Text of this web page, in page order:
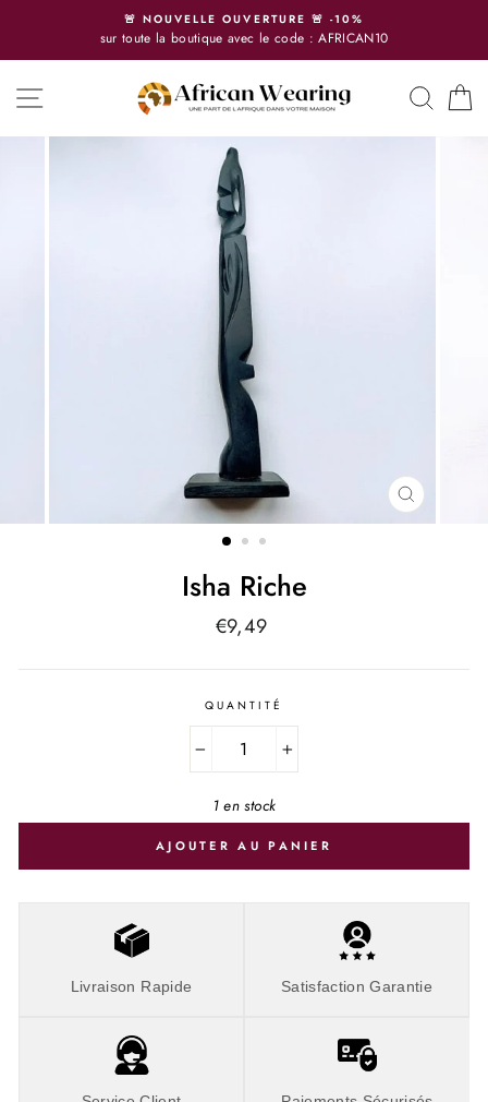
contenu
🚨 NOUVELLE OUVERTURE 🚨 -10%
sur toute la boutique avec le code : AFRICAN10
NAVIGATION
FERMER
(ESC)
Isha Riche
Prix
€9,49
QUANTITÉ
+
1 en stock
AJOUTER AU PANIER
Livraison Rapide Satisfaction Garantie